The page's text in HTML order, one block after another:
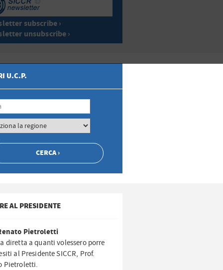
subscribe ›
unsubscribe ›
U.C.P.
AL PRESIDENTE
Pietroletti
diretta a quanti volessero porre
al Presidente SICCR, Prof.
Pietroletti.